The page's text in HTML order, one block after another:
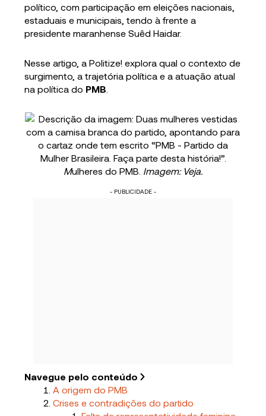
político, com participação em eleições nacionais,
estaduais e municipais, tendo à frente a
presidente maranhense Suêd Haidar.
Nesse artigo, a Politize! explora qual o contexto de
surgimento, a trajetória política e a atuação atual
na política do PMB
Mulheres do PMB. Imagem: Veja.
- PUBLICIDADE -
Navegue pelo conteúdo
A origem do PMB
Crises e contradições do partido